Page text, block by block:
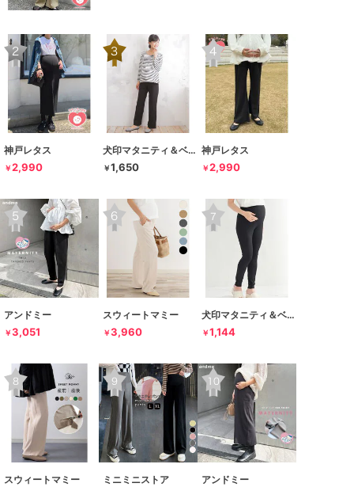
神戸レタス
￥2,990
犬印マタニティ＆ベビー
￥1,650
神戸レタス
￥2,990
アンドミー
￥3,051
スウィートマミー
￥3,960
犬印マタニティ＆ベビー
￥1,144
スウィートマミー ミニミニストア アンドミー